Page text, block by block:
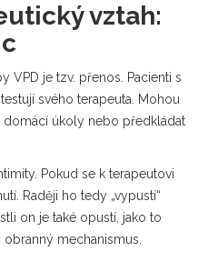
vztah:
VPD je tzv. přenos. Pacienti s
svého terapeuta. Mohou
úkoly nebo předkládat
Pokud se k terapeutovi
Raději ho tedy „vypustí“
on je také opustí, jako to
mechanismus.